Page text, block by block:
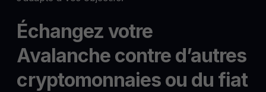
Échangez votre
Avalanche contre d’autres
cryptomonnaies ou du fiat